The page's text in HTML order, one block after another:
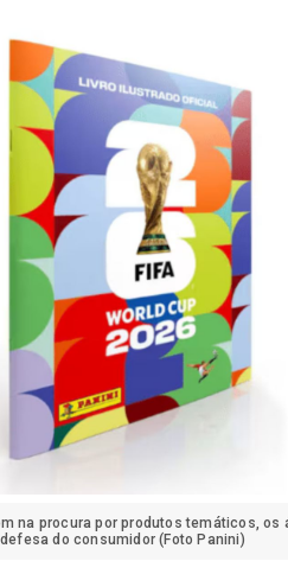
na procura por produtos temáticos,
do consumidor (Foto Panini)